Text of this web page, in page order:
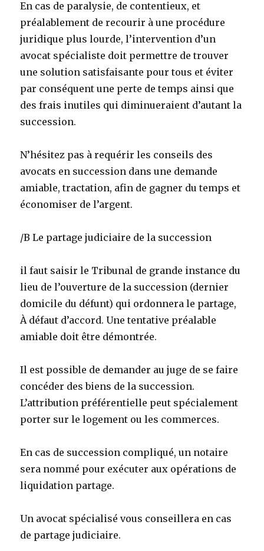
En cas de paralysie, de contentieux, et
préalablement de recourir à une procédure
juridique plus lourde, l’intervention d’un
avocat spécialiste doit permettre de trouver
une solution satisfaisante pour tous et éviter
par conséquent une perte de temps ainsi que
des frais inutiles qui diminueraient d’autant la
succession.
N’hésitez pas à requérir les conseils des
avocats en succession dans une demande
amiable, tractation, afin de gagner du temps et
économiser de l’argent.
/B Le partage judiciaire de la succession
il faut saisir le Tribunal de grande instance du
lieu de l’ouverture de la succession (dernier
domicile du défunt) qui ordonnera le partage,
À défaut d’accord. Une tentative préalable
amiable doit être démontrée.
Il est possible de demander au juge de se faire
concéder des biens de la succession.
L’attribution préférentielle peut spécialement
porter sur le logement ou les commerces.
En cas de succession compliqué, un notaire
sera nommé pour exécuter aux opérations de
liquidation partage.
Un avocat spécialisé vous conseillera en cas
de partage judiciaire.